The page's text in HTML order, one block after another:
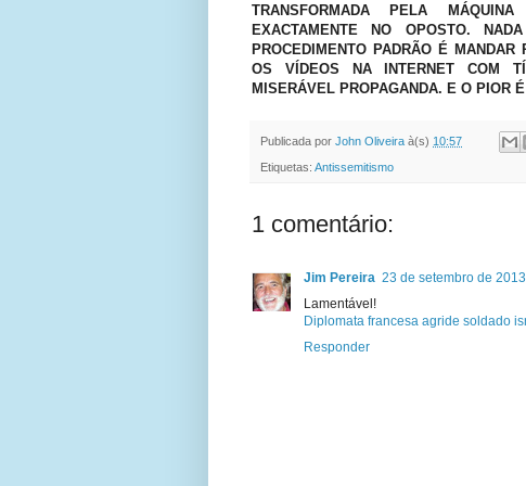
TRANSFORMADA PELA
EXACTAMENTE NO OPOSTO.
PROCEDIMENTO PADRÃO É
OS VÍDEOS NA INTERNET COM
MISERÁVEL PROPAGANDA. E O PIOR
Publicada por John Oliveira à(s) 10:57
Etiquetas: Antissemitismo
1 comentário:
Jim Pereira 23 de setembro de
Lamentável!
Diplomata francesa agride soldado
Responder